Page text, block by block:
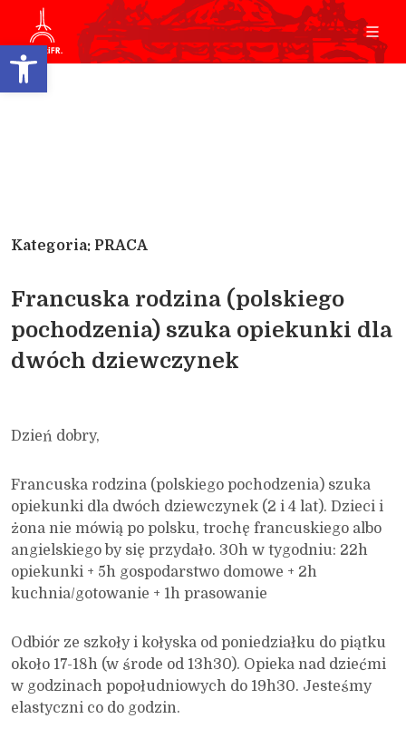
Open toolbar
Kategoria: PRACA
Francuska rodzina (polskiego
pochodzenia) szuka opiekunki dla
dwóch dziewczynek
Dzień dobry,
Francuska rodzina (polskiego pochodzenia) szuka
opiekunki dla dwóch dziewczynek (2 i 4 lat). Dzieci i
żona nie mówią po polsku, trochę francuskiego albo
angielskiego by się przydało. 30h w tygodniu: 22h
opiekunki + 5h gospodarstwo domowe + 2h
kuchnia/gotowanie + 1h prasowanie
Odbiór ze szkoły i kołyska od poniedziałku do piątku
około 17-18h (w środe od 13h30). Opieka nad dziećmi
w godzinach popołudniowych do 19h30. Jesteśmy
elastyczni co do godzin.